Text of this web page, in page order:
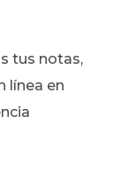
tus notas,
línea en